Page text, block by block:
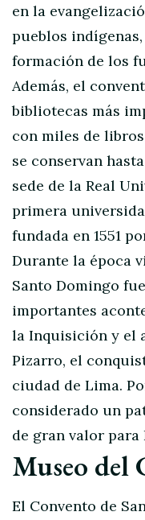
en la
pueblos
formación de los
Además, el
bibliotecas más
con miles de
se conservan
sede de la Real
primera
fundada en 1551
Durante la época
Santo Domingo
importantes
la Inquisición y el
Pizarro, el
ciudad de Lima.
considerado un
de gran valor para
Museo del
El Convento de